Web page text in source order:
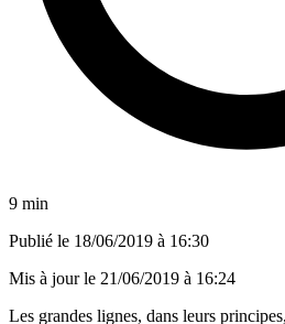
9 min
Publié le 18/06/2019 à 16:30
Mis à jour le 21/06/2019 à 16:24
Les grandes lignes, dans leurs